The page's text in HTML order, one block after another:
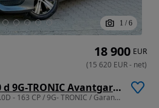
1 / 6
Mercedes-Benz C 200 d 9G-TRONIC Avantgarde
1993 cm3 • 163 CP • 2023 / 2.0D - 163 CP / 9G- TRONIC / Garanție / Rate / Leasing
18 900 EUR
(15 620 EUR- net)